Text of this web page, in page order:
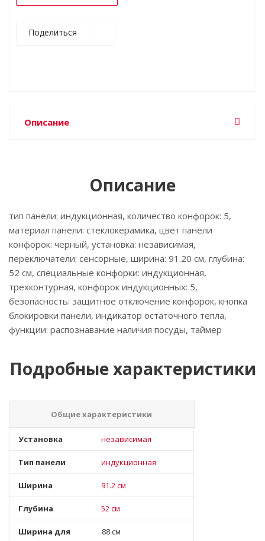
Поделиться
Описание
Описание
тип панели: индукционная, количество конфорок: 5,
материал панели: стеклокерамика, цвет панели
конфорок: черный, установка: независимая,
переключатели: сенсорные, ширина: 91.20 см, глубина:
52 см, специальные конфорки: индукционная,
трехконтурная, конфорок индукционных: 5,
безопасность: защитное отключение конфорок, кнопка
блокировки панели, индикатор остаточного тепла,
функции: распознавание наличия посуды, таймер
Подробные характеристики
Общие характеристики
Установка независимая
Тип панели индукционная
Ширина 91.2 см
Глубина 52 см
Ширина для
88 см